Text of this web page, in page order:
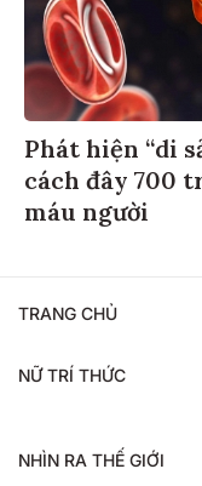
Phát hiện “di
cách đây 700
máu người
TRANG CHỦ
NỮ TRÍ THỨC
NHÌN RA THẾ GIỚI